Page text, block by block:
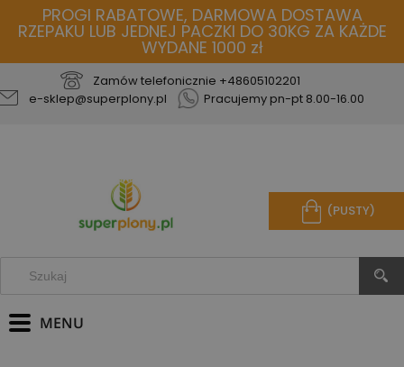
PROGI RABATOWE, DARMOWA DOSTAWA
RZEPAKU LUB JEDNEJ PACZKI DO 30KG ZA KAŻDE
WYDANE 1000 zł
Zamów telefonicznie +48605102201
e-sklep@superplony.pl
Pracujemy pn-pt 8.00-16.00
(PUSTY)